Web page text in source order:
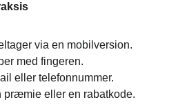
via en mobilversion.
med fingeren.
eller telefonnummer.
præmie eller en rabatkode.